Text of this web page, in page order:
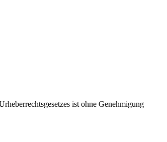
ist ohne Genehmigung